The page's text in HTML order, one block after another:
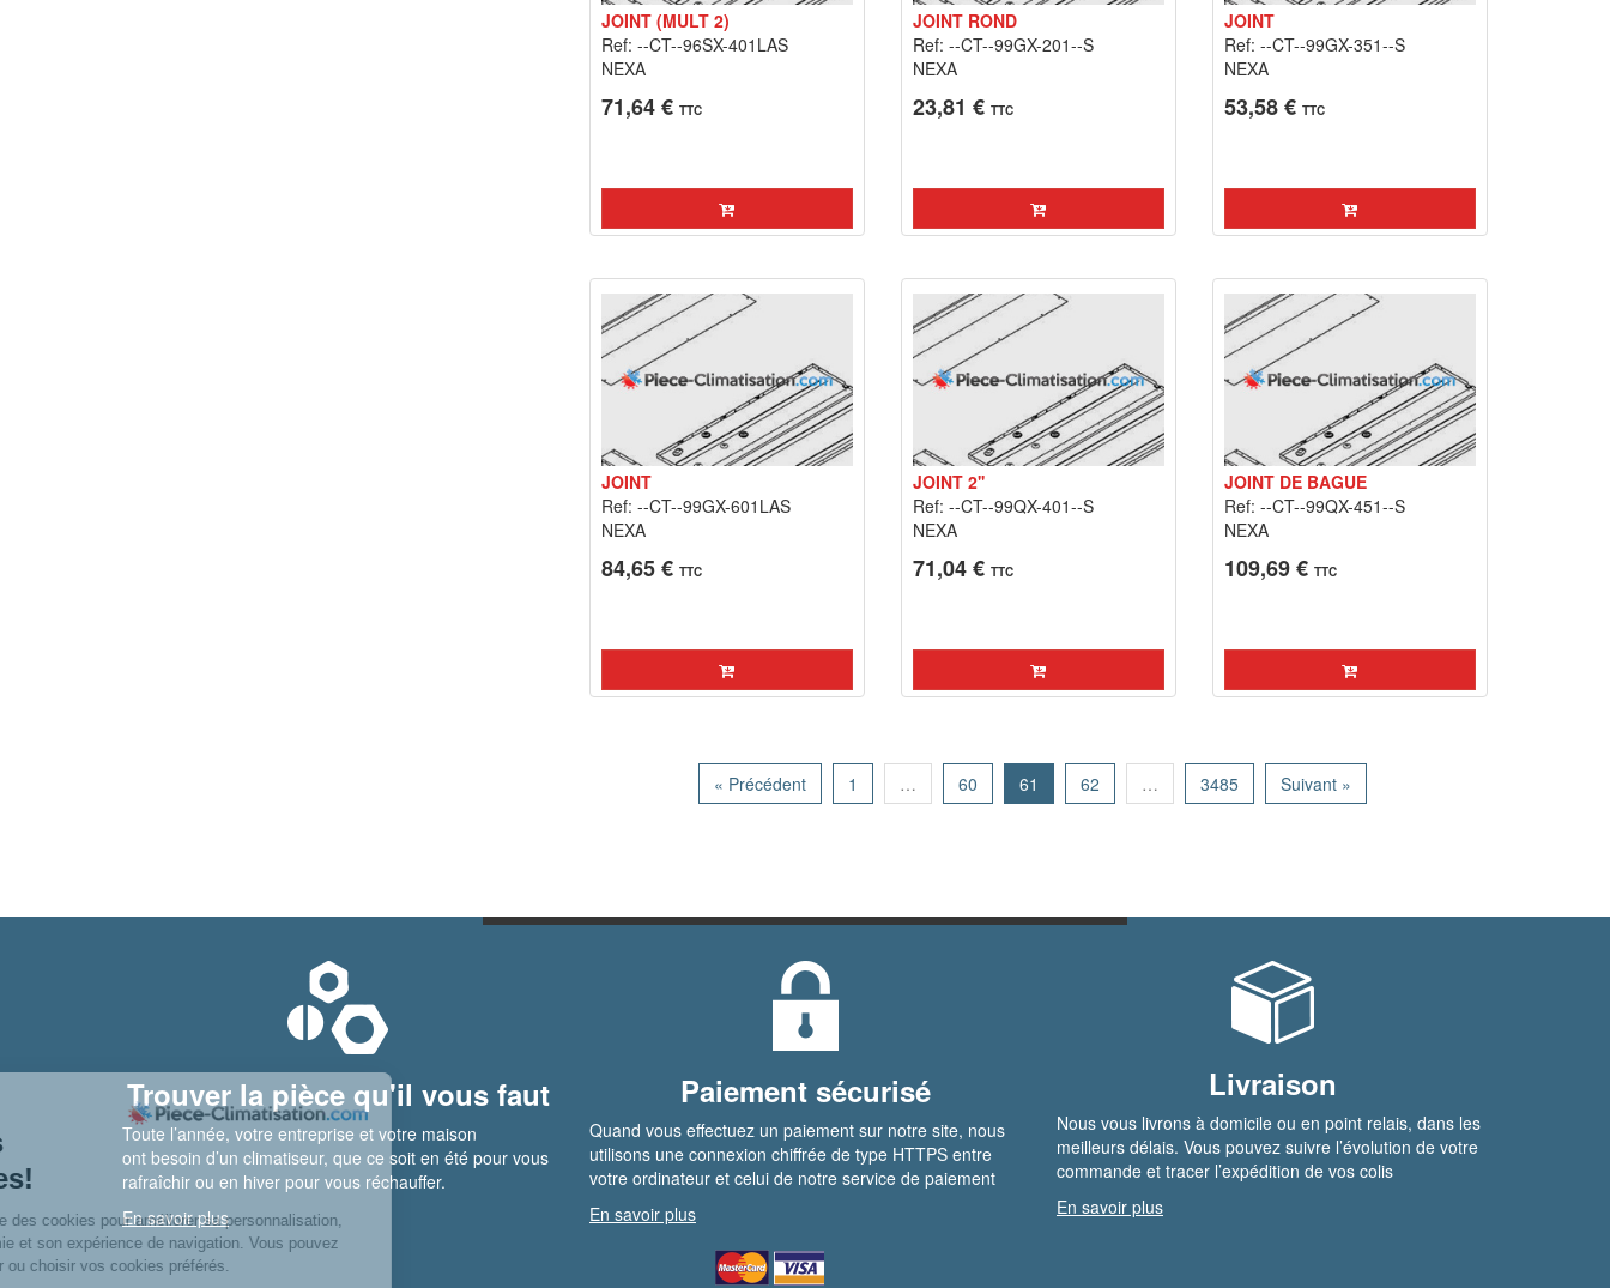
JOINT (MULT 2)
Ref: --CT--96SX-401LAS
NEXA
71,64 € TTC
JOINT ROND
Ref: --CT--99GX-201--S
NEXA
23,81 € TTC
JOINT
Ref: --CT--99GX-351--S
NEXA
53,58 € TTC
JOINT
Ref: --CT--99GX-601LAS
NEXA
84,65 € TTC
JOINT 2''
Ref: --CT--99QX-401--S
NEXA
71,04 € TTC
JOINT DE BAGUE
Ref: --CT--99QX-451--S
NEXA
109,69 € TTC
« Précédent 1 … 60 61 62 … 3485 Suivant »
Trouver la pièce qu'il vous faut
Toute l’année, votre entreprise et votre maison
ont besoin d’un climatiseur, que ce soit en été pour vous
rafraîchir ou en hiver pour vous réchauffer.
En savoir plus
Paiement sécurisé
Quand vous effectuez un paiement sur notre site, nous
utilisons une connexion chiffrée de type HTTPS entre
votre ordinateur et celui de notre service de paiement
En savoir plus
Livraison
Nous vous livrons à domicile ou en point relais, dans les
meilleurs délais. Vous pouvez suivre l’évolution de votre
commande et tracer l’expédition de vos colis
En savoir plus